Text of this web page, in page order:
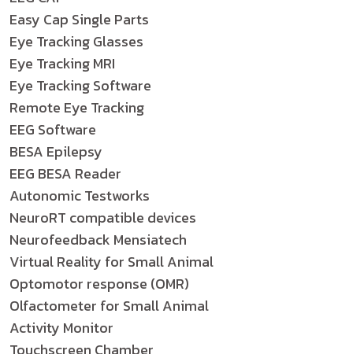
Easy Cap Single Parts
Eye Tracking Glasses
Eye Tracking MRI
Eye Tracking Software
Remote Eye Tracking
EEG Software
BESA Epilepsy
EEG BESA Reader
Autonomic Testworks
NeuroRT compatible devices
Neurofeedback Mensiatech
Virtual Reality for Small Animal
Optomotor response (OMR)
Olfactometer for Small Animal
Activity Monitor
Touchscreen Chamber